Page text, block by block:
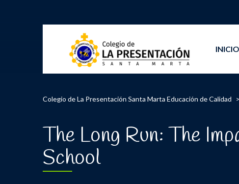
INICIO
Colegio de La Presentación Santa Marta Educación de Calidad >
The Long Run: The
School